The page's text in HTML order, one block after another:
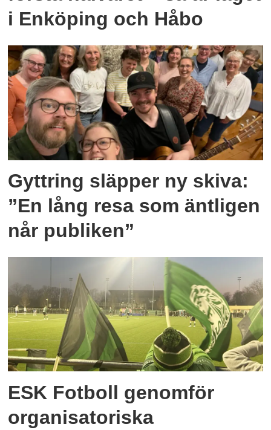
i Enköping och Håbo
Gyttring släpper ny skiva:
”En lång resa som äntligen
når publiken”
ESK Fotboll genomför
organisatoriska